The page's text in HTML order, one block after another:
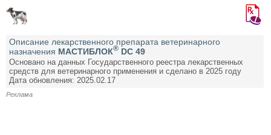
Описание лекарственного препарата ветеринарного
назначения МАСТИБЛОК® DC 49
Основано на данных Государственного реестра лекарственных
средств для ветеринарного применения и сделано в 2025 году
Дата обновления: 2025.02.17
Реклама